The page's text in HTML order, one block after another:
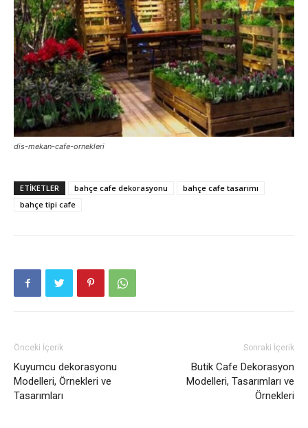
dis-mekan-cafe-ornekleri
ETIKETLER bahçe cafe dekorasyonu
bahçe cafe tasarımı
bahçe tipi cafe
Önceki İçerik
Kuyumcu dekorasyonu
Modelleri, Örnekleri ve
Tasarımları
Sonraki İçerik
Butik Cafe Dekorasyon
Modelleri, Tasarımları ve
Örnekleri